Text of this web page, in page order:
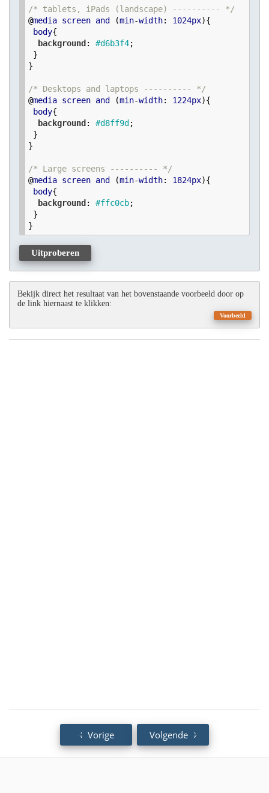
/* tablets, iPads (landscape) ---------- */
@media screen and (min-width: 1024px){
body{
background : #d6b3f4;
}
/* Desktops and laptops ---------- */
@media screen and (min-width: 1224px){
body{
background : #d8ff9d ;
}
/* Large screens ---------- */
@media screen and (min-width: 1824px){
body{
background : #ffc0cb;
}
Uitproberen
Bekijk direct het resultaat van het bovenstaande voorbeeld door op
de link hiernaast te klikken:
Voorbeeld
Vorige Volgende